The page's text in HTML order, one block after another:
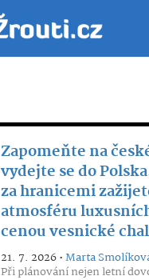
Zapomeňte na
vydejte se do
za hranicemi
atmosféru
cenou vesnické
21. 7. 2026 •Marta
Při plánování nejen letní